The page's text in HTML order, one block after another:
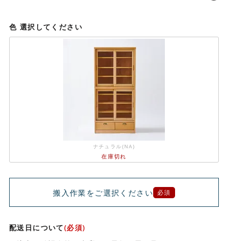
色 選択してください
ナチュラル(NA)
在庫切れ
搬入作業をご選択ください 必須
配送日について(必須)